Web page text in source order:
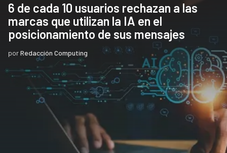
6 de cada 10 usuarios rechazan a las
marcas que utilizan la IA en el
posicionamiento de sus mensajes
porRedacción Computing